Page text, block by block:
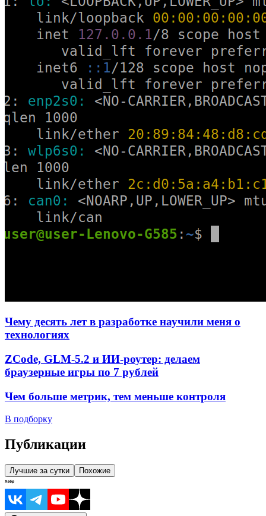
Чему десять лет в разработке научили меня о
технологиях
ZCode, GLM-5.2 и ИИ-роутер: делаем
браузерные игры по 7 рублей
Чем больше метрик, тем меньше контроля
В подборку
Публикации
Лучшие за сутки Похожие